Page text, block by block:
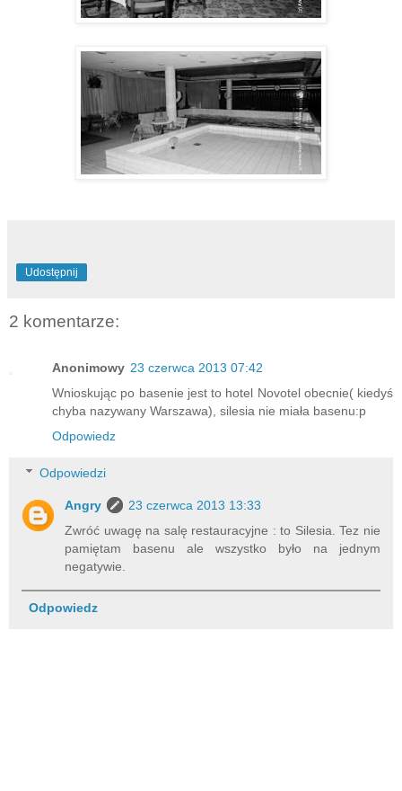
Udostępnij
2 komentarze:
Anonimowy 23 czerwca 2013 07:42
Wnioskując po basenie jest to hotel Novotel obecnie( kiedyś
chyba nazywany Warszawa), silesia nie miała basenu:p
Odpowiedz
Odpowiedzi
Angry
23 czerwca 2013 13:33
Zwróć uwagę na salę restauracyjne : to Silesia. Tez nie
pamiętam basenu ale wszystko było na jednym
negatywie.
Odpowiedz